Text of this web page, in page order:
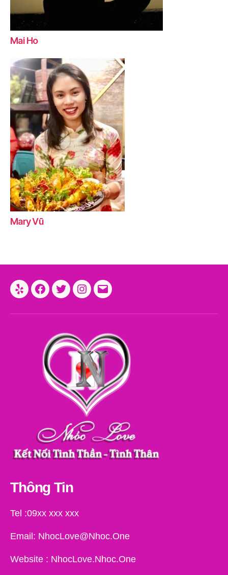
Mai Ho
Mary Vũ
Yelp Facebook
TwitterInstagram
Email
Thông Tin
Tel :09xx xxx xxx
Email: NhocLove@Nhoc.One
Website : NhocLove.Nhoc.One